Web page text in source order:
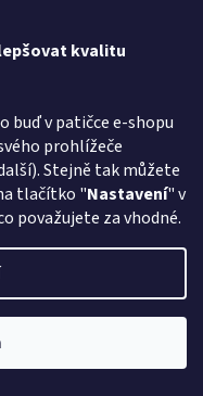
kvalitu
buď v patičce e-shopu
prohlížeče
Stejně tak můžete
tlačítko "Nastavení" v
považujete za vhodné.
žlutá - vyberte si v
po celé České
Kód:75702